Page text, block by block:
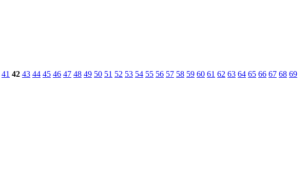
41 42 43 44 45 46 47 48 49 50 51 52 53 54 55 56 57 58 59 60 61 62 63 64 65 66 67 68 69